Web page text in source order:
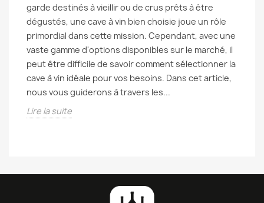
garde destinés à vieillir ou de crus prêts à être
dégustés, une cave à vin bien choisie joue un rôle
primordial dans cette mission. Cependant, avec une
vaste gamme d'options disponibles sur le marché, il
peut être difficile de savoir comment sélectionner la
cave à vin idéale pour vos besoins. Dans cet article,
nous vous guiderons à travers les...
Lire la suite